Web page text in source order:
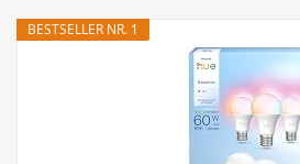
BESTSELLER NR. 1